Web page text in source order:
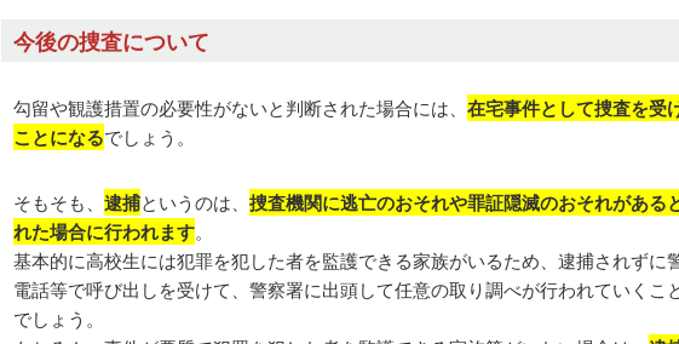
今後の捜査について
勾留や観護措置の必要性がないと判断された場合には、 在宅事件として捜査を受
ことになるでしょう。
そもそも、 逮捕というのは、 捜査機関に逃亡のおそれや罪証隠滅のおそれがある
れた場合に行われます。
基本的に高校生には犯罪を犯した者を監護できる家族がいるため、逮捕されずに
電話等で呼び出しを受けて、警察署に出頭して任意の取り調べが行われていくこ
でしょう。